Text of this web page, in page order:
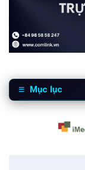
Mục lục
Bảo mật